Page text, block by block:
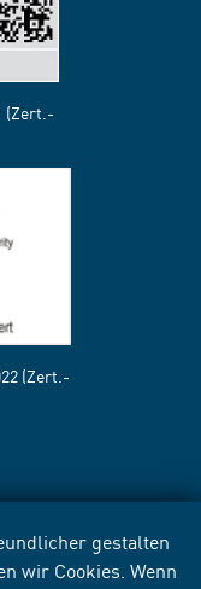
gestalten
wir Cookies. Wenn
(Zert.-
(Zert.-